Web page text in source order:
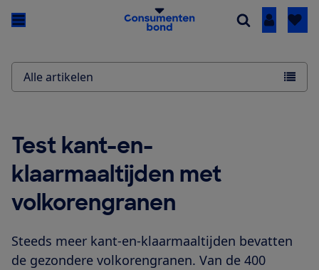
Inloggen
Test kant-en-
klaarmaaltijden met
volkorengranen
Steeds meer kant-en-klaarmaaltijden bevatten
de gezondere volkorengranen. Van de 400
Alle artikelen